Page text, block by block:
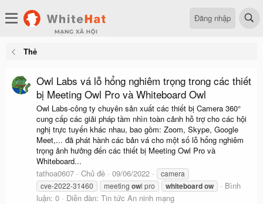
Đăng nhập
Thẻ
Owl Labs vá lỗ hổng nghiêm trọng trong các thiết
bị Meeting Owl Pro và Whiteboard Owl
Owl Labs-công ty chuyên sản xuất các thiết bị Camera 360°
cung cấp các giải pháp tầm nhìn toàn cảnh hỗ trợ cho các hội
nghị trực tuyến khác nhau, bao gồm: Zoom, Skype, Google
Meet,... đã phát hành các bản vá cho một số lỗ hổng nghiêm
trọng ảnh hưởng đến các thiết bị Meeting Owl Pro và
Whiteboard...
tathoa0607
Chủ đề 09/06/2022
camera
cve-2022-31460
meeting owl pro whiteboardow
Bình
luận: 0
Diễn đàn: Tin tức An ninh mạng